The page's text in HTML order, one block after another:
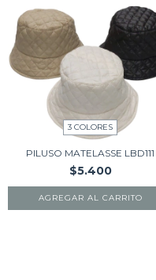
3 COLORES
PILUSO MATELASSE LBD111
$5.400
AGREGAR AL CARRITO